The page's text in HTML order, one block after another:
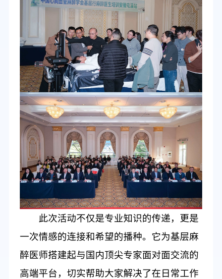
此次活动不仅是专业知识的传递，更是
一次情感的连接和希望的播种。它为基层麻
醉医师搭建起与国内顶尖专家面对面交流的
高端平台，切实帮助大家解决了在日常工作